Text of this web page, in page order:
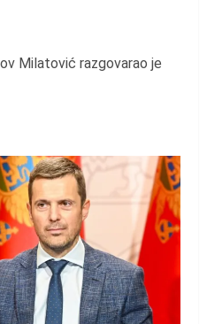
Milatović razgovarao je